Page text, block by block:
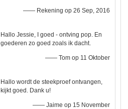
—— Rekening op 26 Sep, 2016
Hallo Jessie, I goed - ontving pop. En
goederen zo goed zoals ik dacht.
—— Tom op 11 Oktober
Hallo wordt de steekproef ontvangen,
kijkt goed. Dank u!
—— Jaime op 15 November